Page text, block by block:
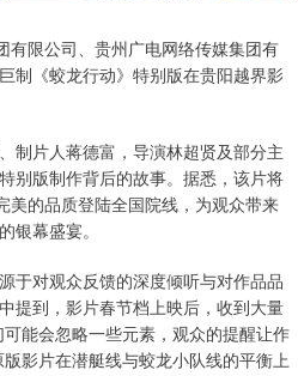
有限公司、贵州广电网络传媒集团有
制《蛟龙行动》特别版在贵阳越界影
制片人蒋德富，导演林超贤及部分主
别版制作背后的故事。据悉，该片将
美的品质登陆全国院线，为观众带来
银幕盛宴。
于对观众反馈的深度倾听与对作品品
提到，影片春节档上映后，收到大量
能会忽略一些元素，观众的提醒让作
影片在潜艇线与蛟龙小队线的平衡上